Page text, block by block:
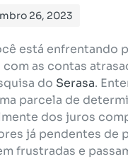
26, 2023
está enfrentando
as contas
do Serasa.
parcela de
dos juros
já pendentes de
frustradas e